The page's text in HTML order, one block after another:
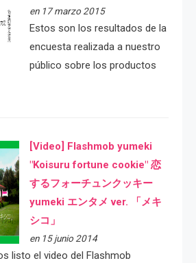
en 17 marzo 2015
Estos son los resultados de la
encuesta realizada a nuestro
público sobre los productos
[Video] Flashmob yumeki
"Koisuru fortune cookie" 恋
するフォーチュンクッキー
yumeki エンタメ ver. 「メキ
シコ」
en 15 junio 2014
listo el video del Flashmob